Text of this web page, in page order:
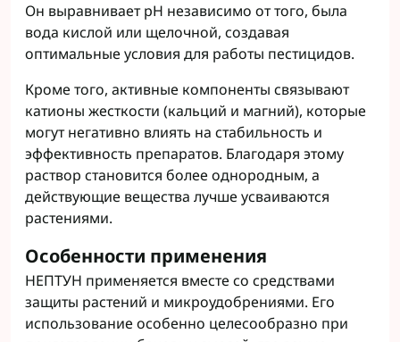
Он выравнивает pH независимо от того, была
вода кислой или щелочной, создавая
оптимальные условия для работы пестицидов.
Кроме того, активные компоненты связывают
катионы жесткости (кальций и магний), которые
могут негативно влиять на стабильность и
эффективность препаратов. Благодаря этому
раствор становится более однородным, а
действующие вещества лучше усваиваются
растениями.
Особенности применения
НЕПТУН применяется вместе со средствами
защиты растений и микроудобрениями. Его
использование особенно целесообразно при